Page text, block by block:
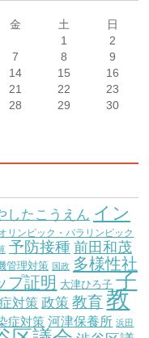
金 土 日
1
2
7 8
9
14 15
16
21 22
23
28 29
30
したこうえん イン
リンピック・パラリンピック
予防接種 前田和茂
管理対策 国政 多様性社
プ証明 大津ひろ子 子
対策 政策 教育 教
症対策 河津保養所 浜田